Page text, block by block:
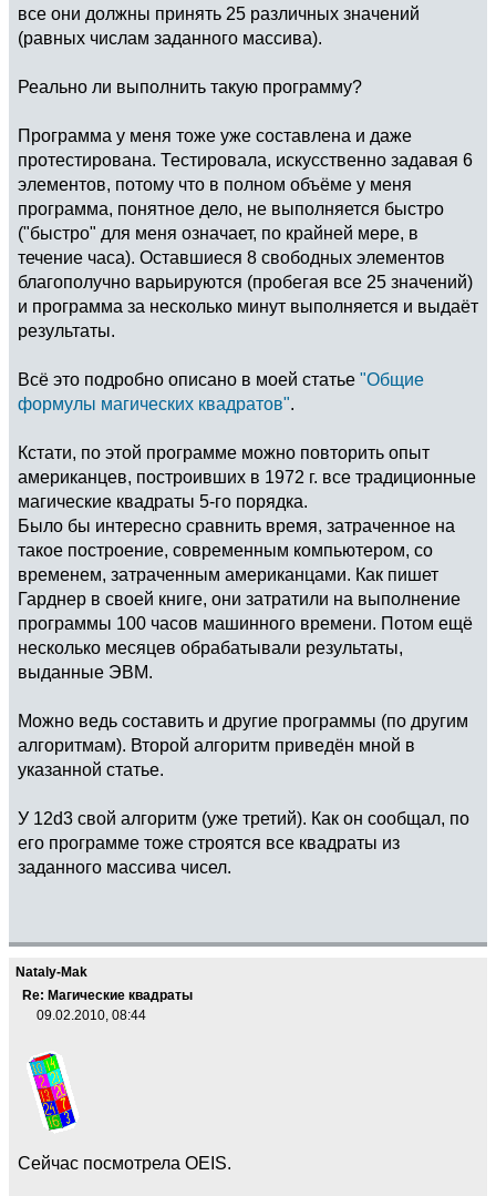
все они должны принять 25 различных значений
(равных числам заданного массива).
Реально ли выполнить такую программу?
Программа у меня тоже уже составлена и даже
протестирована. Тестировала, искусственно задавая 6
элементов, потому что в полном объёме у меня
программа, понятное дело, не выполняется быстро
("быстро" для меня означает, по крайней мере, в
течение часа). Оставшиеся 8 свободных элементов
благополучно варьируются (пробегая все 25 значений)
и программа за несколько минут выполняется и выдаёт
результаты.
Всё это подробно описано в моей статье "Общие
формулы магических квадратов".
Кстати, по этой программе можно повторить опыт
американцев, построивших в 1972 г. все традиционные
магические квадраты 5-го порядка.
Было бы интересно сравнить время, затраченное на
такое построение, современным компьютером, со
временем, затраченным американцами. Как пишет
Гарднер в своей книге, они затратили на выполнение
программы 100 часов машинного времени. Потом ещё
несколько месяцев обрабатывали результаты,
выданные ЭВМ.
Можно ведь составить и другие программы (по другим
алгоритмам). Второй алгоритм приведён мной в
указанной статье.
У 12d3 свой алгоритм (уже третий). Как он сообщал, по
его программе тоже строятся все квадраты из
заданного массива чисел.
Nataly-Mak
Re: Магические квадраты
09.02.2010, 08:44
Сейчас посмотрела OEIS.